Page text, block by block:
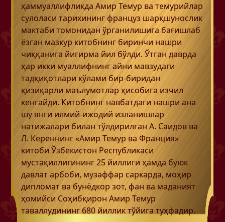
ҳаммуаллифликда Амир Темур ва темурийлар
сулоласи тарихининг француз шарқшунослик
мактаби томонидан ўрганилишига бағишлаб
ёзган мазкур китобнинг биринчи нашри
чиққанига йигирма йил бўлди. Ўтган даврда
ҳар икки муаллифнинг айни мавзудаги
тадқиқотлари кўлами бир-биридан
қизиқарли маълумотлар ҳисобига изчил
кенгайди. Китобнинг навбатдаги нашри ана
шу янги илмий-ижодий изланишлар
натижалари билан тўлдирилган А. Саидов ва
Л. Кереннинг «Амир Темур ва Франция»
китоби Ўзбекистон Республикаси
мустақиллигининг 25 йиллиги ҳамда буюк
давлат арбоби, музаффар саркарда, моҳир
дипломат ва бунёдкор зот, фан ва маданият
ҳомийси Соҳибқирон Амир Темур
таваллудининг 680 йиллик тўйига туҳфадир.